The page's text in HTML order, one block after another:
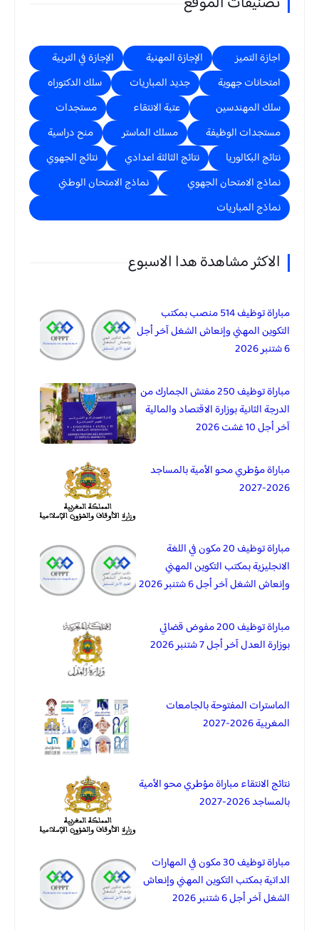
اجازة التميز الإجازة المهنية
الإجازة في التربية
امتحانات جهوية
جديد المباريات
سلك الدكتوراه
سلك المهندسين
عتبة الانتقاء
مستجدات
مستجدات الوظيفة
مسلك الماستر
منح دراسية
نتائج البكالوريا
نتائج الثالثة اعدادي
نتائج الجهوي
نماذج الامتحان الجهوي
نماذج الامتحان الوطني
نماذج المباريات
الاكثر مشاهدة هدا الاسبوع
مباراة توظيف 514 منصب بمكتب
التكوين المهني وإنعاش الشغل آخر أجل
6 شتنبر 2026
مباراة توظيف 250 مفتش الجمارك من
الدرجة الثانية بوزارة الاقتصاد والمالية
آخر أجل 10 غشت 2026
مباراة مؤطري محو الأمية بالمساجد
2026-2027
مباراة توظيف 20 مكون في اللغة
الانجليزية بمكتب التكوين المهني
وإنعاش الشغل آخر أجل 6 شتنبر 2026
مباراة توظيف 200 مفوض قضائي
بوزارة العدل آخر أجل 7 شتنبر 2026
الماسترات المفتوحة بالجامعات
المغربية 2026-2027
نتائج الانتقاء مباراة مؤطري محو الأمية
بالمساجد 2026-2027
مباراة توظيف 30 مكون في المهارات
الداتية بمكتب التكوين المهني وإنعاش
الشغل آخر أجل 6 شتنبر 2026